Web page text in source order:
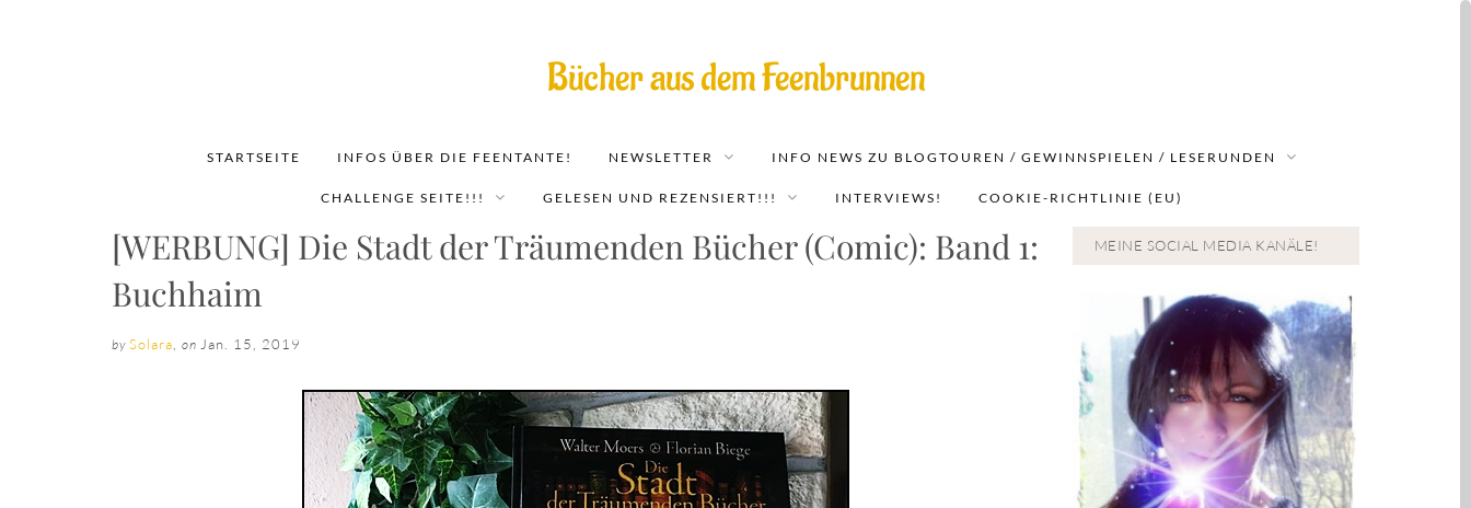
Bücher aus dem Feenbrunnen
STARTSEITE INFOS ÜBER DIE FEENTANTE! NEWSLETTER INFO NEWS ZU BLOGTOUREN / GEWINNSPIELEN / LESERUNDEN
CHALLENGE SEITE!!! GELESEN UND REZENSIERT!!! INTERVIEWS! COOKIE-RICHTLINIE (EU)
[WERBUNG] Die Stadt der Träumenden Bücher (Comic): Band 1:
Buchhaim
by Solara on Jan. 15, 2019
MEINE SOCIAL MEDIA KANÄLE!